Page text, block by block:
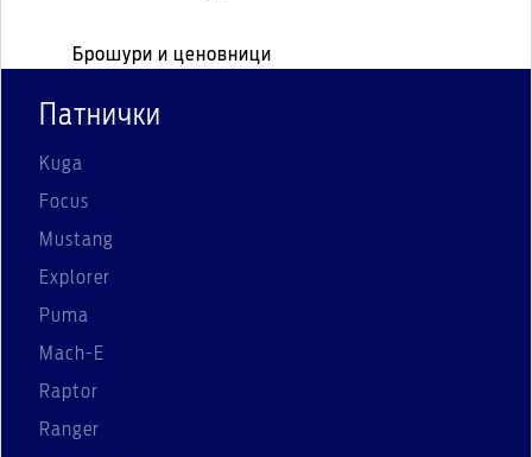
Брошури и ценовници
Патнички
Kuga
Focus
Mustang
Explorer
Puma
Mach-E
Raptor
Ranger